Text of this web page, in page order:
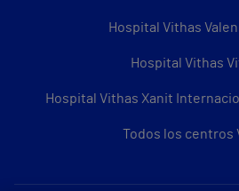
Hospital Vithas
Hospital Vithas
Hospital Vithas Xanit
Todos los centros